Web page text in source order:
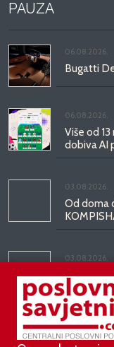
PAUZA
06.08.2026.
Bugatti
06.08.2026.
Više od
dobiva AI
03.08.2026.
Od doma
03.08.2026.
Kineski
kilometara